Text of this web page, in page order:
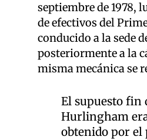
septiembre de 1978,
de efectivos del
conducido a la sede
posteriormente a la
misma mecánica se
El supuesto fin
Hurlingham
obtenido por el